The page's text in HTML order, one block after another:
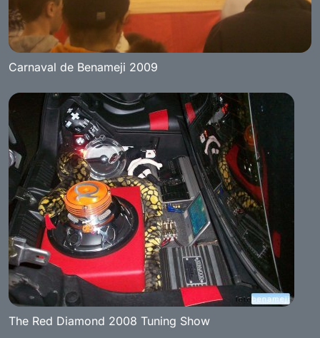
Carnaval de Benameji 2009
The Red Diamond 2008 Tuning Show